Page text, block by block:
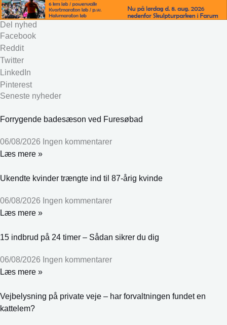
Del nyhed
Facebook
Reddit
Twitter
LinkedIn
Pinterest
Seneste nyheder
Forrygende badesæson ved Furesøbad
06/08/2026 Ingen kommentarer
Læs mere »
Ukendte kvinder trængte ind til 87-årig kvinde
06/08/2026 Ingen kommentarer
Læs mere »
15 indbrud på 24 timer – Sådan sikrer du dig
06/08/2026 Ingen kommentarer
Læs mere »
Vejbelysning på private veje – har forvaltningen fundet en
kattelem?